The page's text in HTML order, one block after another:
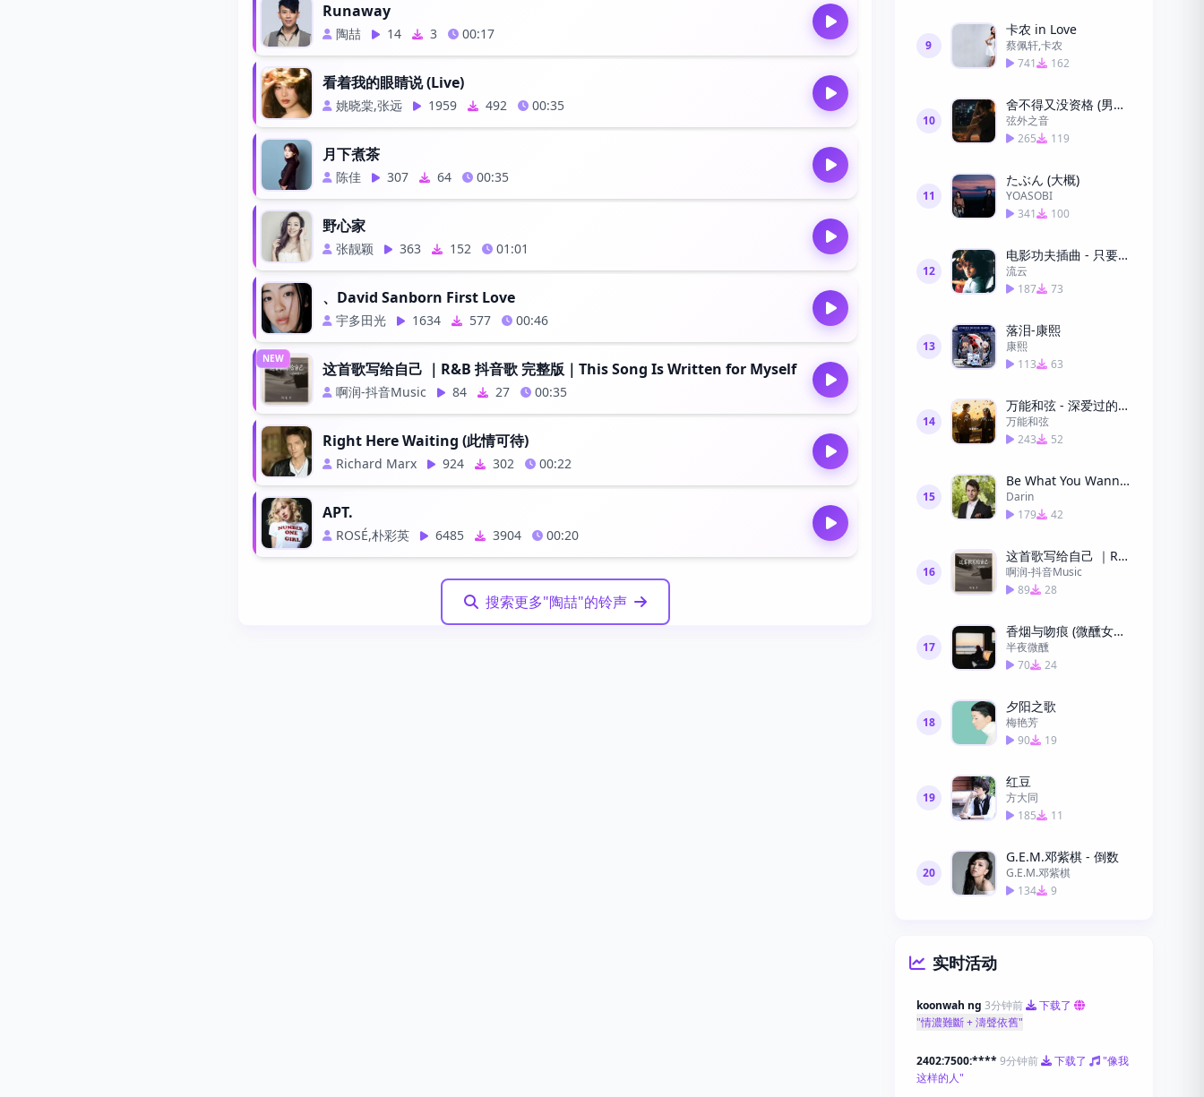
Runaway
陶喆 14 3 00:17
看着我的眼睛说 (Live)
姚晓棠,张远 1959 492 00:35
月下煮茶
陈佳 307 64 00:35
野心家
张靓颖 363 152 01:01
、David Sanborn First Love
宇多田光 1634 577 00:46
NEW
这首歌写给自己 ｜R&B 抖音歌 完整版｜This Song Is Written for Myself
啊润-抖音Music 84 27 00:35
Right Here Waiting (此情可待)
Richard Marx 924 302 00:22
APT.
ROSÉ,朴彩英 6485 3904 00:20
搜索更多"陶喆"的铃声
9
卡农 in Love
蔡佩轩,卡农
741
162
10
舍不得又没资格 (男女合唱版)
弦外之音
265
119
11
たぶん (大概)
YOASOBI
341
100
12
电影功夫插曲 - 只要为你活一天 (纯音乐)
流云
187
73
13
落泪-康熙
康熙
113
63
14
万能和弦 - 深爱过的人怎么放手
万能和弦
243
52
15
Be What You Wanna Be
Darin
179
42
16
这首歌写给自己 ｜R&B 抖音歌 完整版｜This Song Is Written for Myself
啊润-抖音Music
89
28
17
香烟与吻痕 (微醺女声版)
半夜微醺
70
24
18
夕阳之歌
梅艳芳
90
19
19
红豆
方大同
185
11
20
G.E.M.邓紫棋 - 倒数
G.E.M.邓紫棋
134
9
实时活动
koonwah ng 3分钟前
下载了
"情濃難斷 + 濤聲依舊"
2402:7500:**** 9分钟前 下载了
"像我
这样的人"